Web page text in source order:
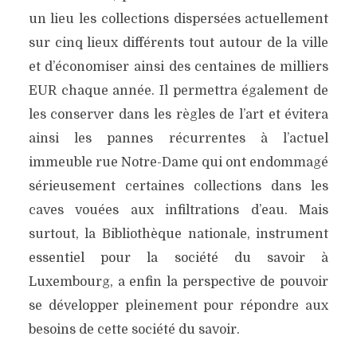
un lieu les collections dispersées actuellement
sur cinq lieux différents tout autour de la ville
et d’économiser ainsi des centaines de milliers
EUR chaque année. Il permettra également de
les conserver dans les règles de l’art et évitera
ainsi les pannes récurrentes à l’actuel
immeuble rue Notre-Dame qui ont endommagé
sérieusement certaines collections dans les
caves vouées aux infiltrations d’eau. Mais
surtout, la Bibliothèque nationale, instrument
essentiel pour la société du savoir à
Luxembourg, a enfin la perspective de pouvoir
se développer pleinement pour répondre aux
besoins de cette société du savoir.